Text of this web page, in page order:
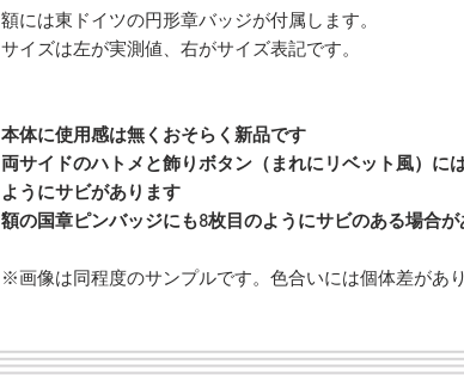
額には東ドイツの円形章バッジが付属します。
サイズは左が実測値、右がサイズ表記です。
本体に使用感は無くおそらく新品です
両サイドのハトメと飾りボタン（まれにリベット風）に
ようにサビがあります
額の国章ピンバッジにも8枚目のようにサビのある場合
※画像は同程度のサンプルです。色合いには個体差があ